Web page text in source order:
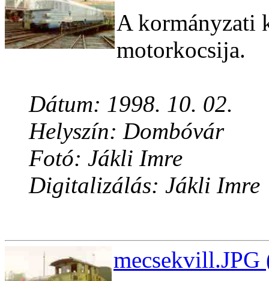
A kormányzati
motorkocsija.
Dátum: 1998. 10. 02.
Helyszín: Dombóvár
Fotó: Jákli Imre
Digitalizálás: Jákli Imre
mecsekvill.JPG